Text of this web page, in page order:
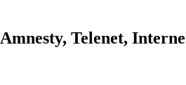
Telenet,